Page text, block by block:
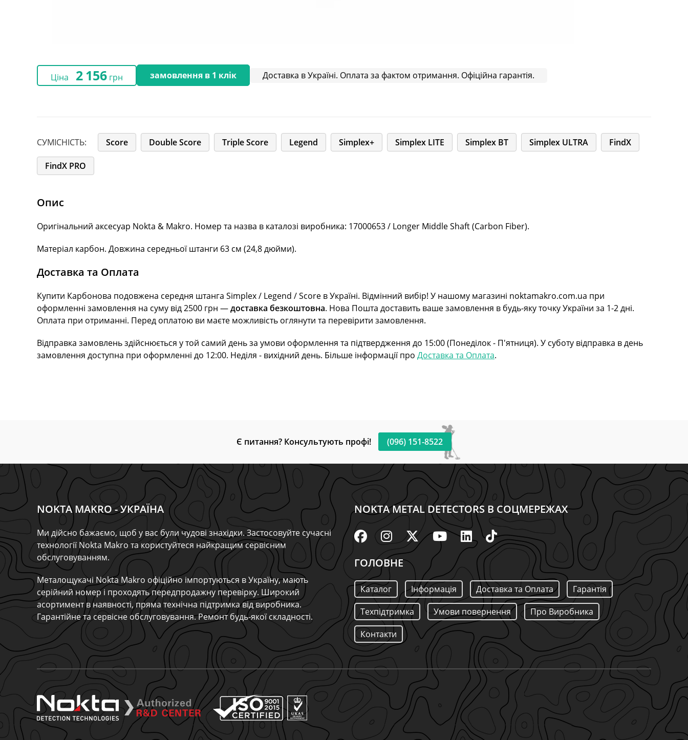
Ціна 2 156грн замовлення в 1 клік Доставка в Україні. Оплата за фактом отримання. Офіційна гарантія.
СУМІСНІСТЬ: Score Double Score Triple Score Legend Simplex+ Simplex LITE Simplex BT Simplex ULTRA FindX
FindX PRO
Опис
Оригінальний аксесуар Nokta & Makro. Номер та назва в каталозі виробника: 17000653 / Longer Middle Shaft (Carbon Fiber).
Матеріал карбон. Довжина середньої штанги 63 см (24,8 дюйми).
Доставка та Оплата
Купити Карбонова подовжена середня штанга Simplex / Legend / Score в Україні. Відмінний вибір! У нашому магазині noktamakro.com.ua при
оформленні замовлення на суму від 2500 грн —доставка безкоштовна. Нова Пошта доставить ваше замовлення в будь-яку точку України за 1-2 дні.
Оплата при отриманні. Перед оплатою ви маєте можливість оглянути та перевірити замовлення.
Відправка замовлень здійснюється у той самий день за умови оформлення та підтвердження до 15:00 (Понеділок - П'ятниця). У суботу відправка в день
замовлення доступна при оформленні до 12:00. Неділя - вихідний день. Більше інформації про Доставка та Оплата.
Є питання? Консультують профі! (096) 151-8522
NOKTA MAKRO - УКРАЇНА
Ми дійсно бажаємо, щоб у вас були чудові знахідки. Застосовуйте сучасні
технології Nokta Makro та користуйтеся найкращим сервісним
обслуговуванням.
Металощукачі Nokta Makro офіційно імпортуються в Україну, мають
серійний номер і проходять передпродажну перевірку. Широкий
асортимент в наявності, пряма технічна підтримка від виробника.
Гарантійне та сервісне обслуговування. Ремонт будь-якої складності.
NOKTA METAL DETECTORS В СОЦМЕРЕЖАХ
ГОЛОВНЕ
Каталог Інформація Доставка та Оплата
Гарантія
Техпідтримка
Умови повернення
Про Виробника
Контакти